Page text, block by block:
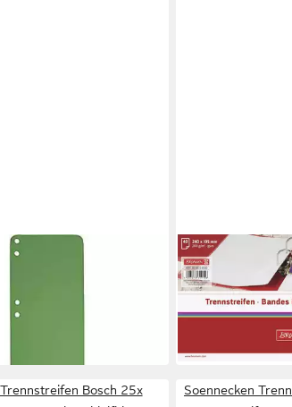
UVP
BRUNNEN
Trennstreifen
Trennstreifen CC
3,43 €
Bosch 25x
Soennecken